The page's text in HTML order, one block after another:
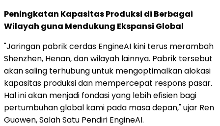
Peningkatan Kapasitas Produksi di Berbagai
Wilayah guna Mendukung Ekspansi Global
"Jaringan pabrik cerdas EngineAI kini terus merambah
Shenzhen, Henan, dan wilayah lainnya. Pabrik tersebut
akan saling terhubung untuk mengoptimalkan alokasi
kapasitas produksi dan mempercepat respons pasar.
Hal ini akan menjadi fondasi yang lebih efisien bagi
pertumbuhan global kami pada masa depan," ujar Ren
Guowen, Salah Satu Pendiri EngineAI.